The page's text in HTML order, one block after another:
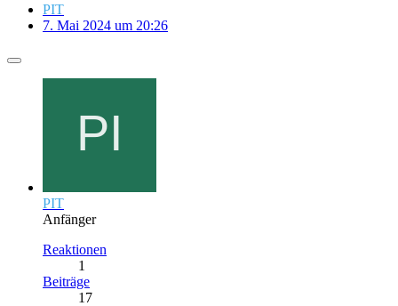
PIT
7. Mai 2024 um 20:26
PIT
Anfänger
Reaktionen
1
Beiträge
17